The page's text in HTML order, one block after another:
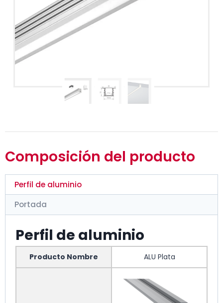
Composición del producto
Perfil de aluminio
Portada
Perfil de aluminio
Producto Nombre ALU Plata